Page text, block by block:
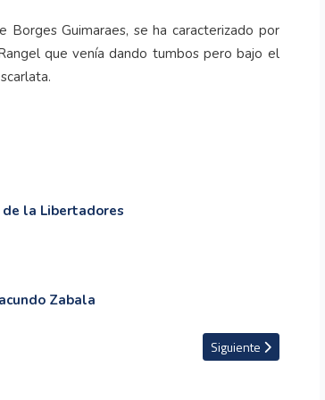
Guimaraes, se ha caracterizado por
que venía dando tumbos pero bajo el
la Libertadores
Zabala
selecciones de Argentina Artículo siguiente:
Siguiente